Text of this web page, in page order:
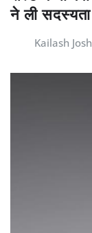
ने ली सदस्यता
Kailash